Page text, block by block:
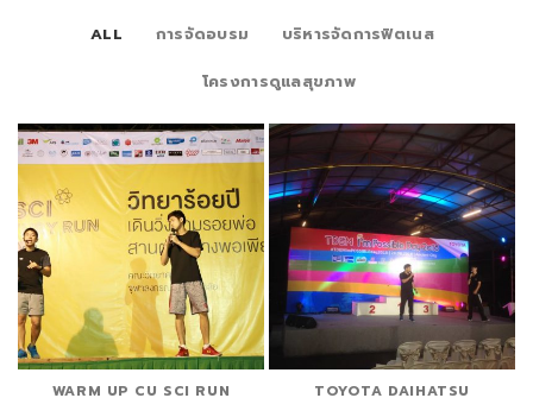
ALL การจัดอบรม บริหารจัดการฟิตเนส
โครงการดูแลสุขภาพ
WARM UP CU SCI RUN TOYOTA DAIHATSU